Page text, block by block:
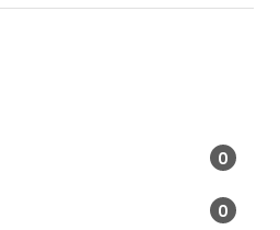
0
0